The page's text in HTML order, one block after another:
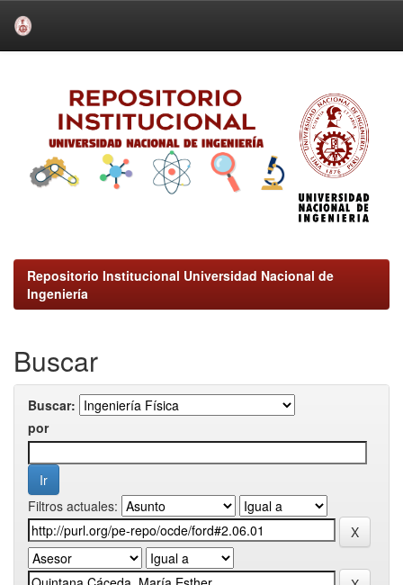
Repositorio Institucional Universidad Nacional de
Ingeniería
Buscar
Buscar:
por
Filtros actuales: